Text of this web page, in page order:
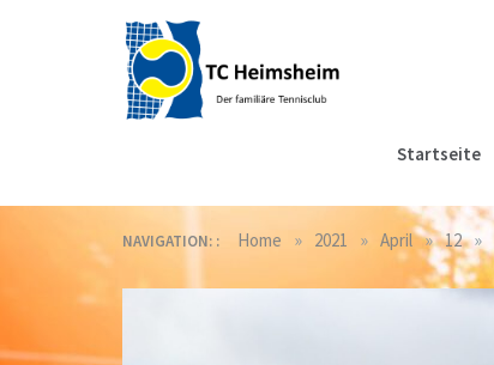
Startseite
NAVIGATION: : Home » 2021 » April » 12 »